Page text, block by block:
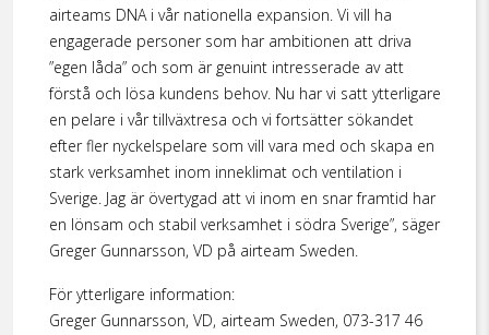
airteams DNA i vår nationella expansion. Vi vill ha
engagerade personer som har ambitionen att driva
”egen låda” och som är genuint intresserade av att
förstå och lösa kundens behov. Nu har vi satt ytterligare
en pelare i vår tillväxtresa och vi fortsätter sökandet
efter fler nyckelspelare som vill vara med och skapa en
stark verksamhet inom inneklimat och ventilation i
Sverige. Jag är övertygad att vi inom en snar framtid har
en lönsam och stabil verksamhet i södra Sverige”, säger
Greger Gunnarsson, VD på airteam Sweden.
För ytterligare information:
Greger Gunnarsson, VD, airteam Sweden, 073-317 46